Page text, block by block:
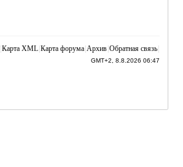
Карта XML Карта форума Архив Обратная связь
GMT+2, 8.8.2026 06:47